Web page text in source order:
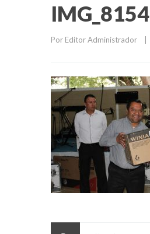
IMG_8154
Por Editor Administrador